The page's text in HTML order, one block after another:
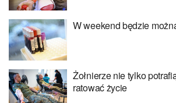
W weekend będzie
Żołnierze nie tylko
ratować życie